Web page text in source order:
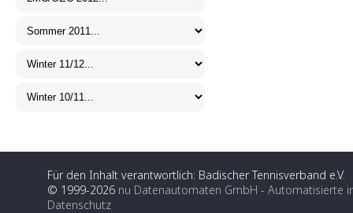
Für den Inhalt verantwortlich: Badischer Tennisverband e.V.
© 1999-2026 nu Datenautomaten GmbH - Automatisierte
Datenschutz